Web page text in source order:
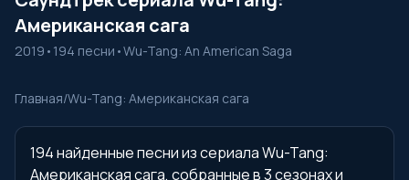
Американская сага
2019 • 194 песни •Wu-Tang: An American Saga
Главная/Wu-Tang: Американская сага
194 найденные песни из сериала Wu-Tang:
Американская сага, собранные в 3 сезонах и